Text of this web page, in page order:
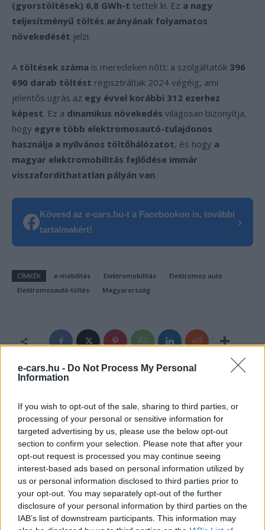
e-cars.hu - Do Not Process My Personal
Information
If you wish to opt-out of the sale, sharing to third parties, or
processing of your personal or sensitive information for
targeted advertising by us, please use the below opt-out
section to confirm your selection. Please note that after your
opt-out request is processed you may continue seeing
interest-based ads based on personal information utilized by
us or personal information disclosed to third parties prior to
your opt-out. You may separately opt-out of the further
disclosure of your personal information by third parties on the
IAB’s list of downstream participants. This information may
(gyorstöltések) 6,8 GWh-t tettek ki. Ez a nagy
teljesítményű töltés arányának folyamatos
növekedését jelzi.
A töltések száma is meredeken nőtt: a szolgáltatók 396
690 darab töltést regisztráltak 2024 végéig, ami
jelentős ugrás az egy évvel korábbi 312 ezerhez
képest. Ez a dinamikus növekedés világosan bizonyítja,
hogy egyre több elektromosautó-tulajdonos
használja a nyilvános töltőhálózatot, és hogy a
magyar elektromobilitás fejlődése immár
visszafordíthatatlan pályán van.
Kövesd az e-cars.hu-t a Facebookon is, további
tartalmakért!
›
CÍMKÉK e-mobilitás Elektromobilitás
Elektromos autó
Elektromosautó-töltés
Magyarország
Kovács Kata
http://e-cars.hu
Szeretem az elektromos autókat és a modern technológiát!